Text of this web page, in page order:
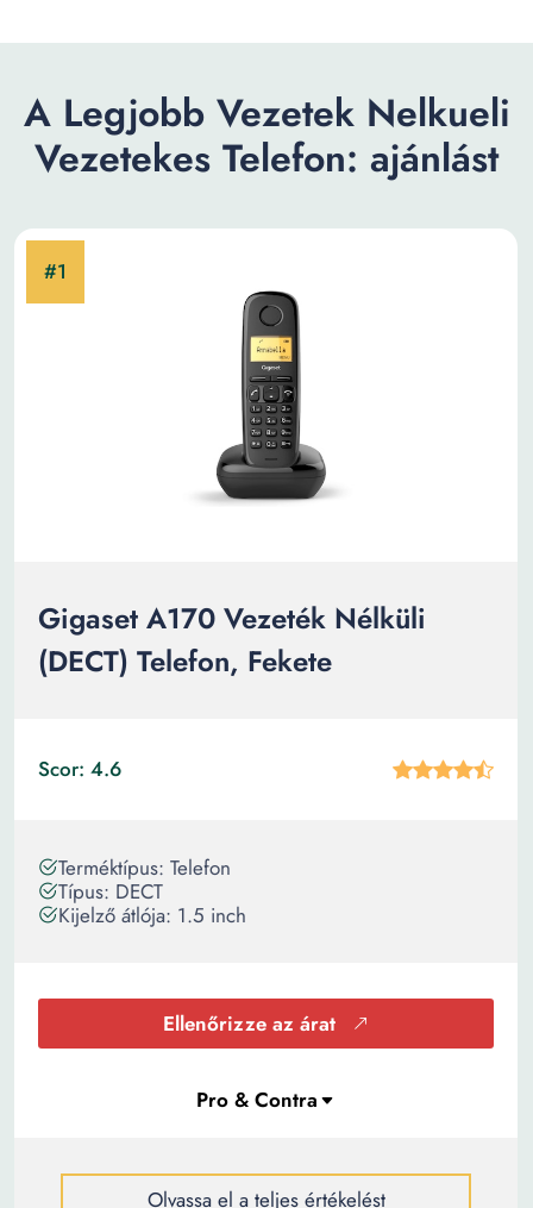
A Legjobb Vezetek Nelkueli
Vezetekes Telefon: ajánlást
Gigaset A170 Vezeték Nélküli
(DECT) Telefon, Fekete
Scor: 4.6
Terméktípus: Telefon
Típus: DECT
Kijelző átlója: 1.5 inch
Ellenőrizze az árat
Olvassa el a teljes értékelést